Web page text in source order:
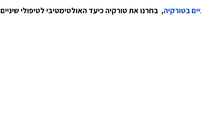
בטורקיה, בחרנו את טורקיה כיעד האולטימטיבי לטיפולי שיניים